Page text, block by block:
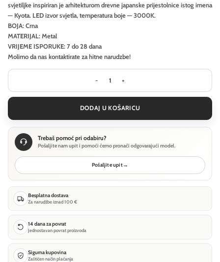
svjetiljke inspiriran je arhitekturom drevne japanske prijestolnice istog imena
— Kyota. LED izvor svjetla, temperatura boje — 3000K.
BOJA: Crna
MATERIJAL: Metal
VRIJEME ISPORUKE: 7 do 28 dana
Molimo da nas kontaktirate za hitne narudzbe!
Viseća svjetiljka Maytoni Kyoto -
DODAJ U KOŠARICU
Trebaš pomoć pri odabiru?
Pošaljite nam upit i pomoći ćemo pronaći odgovarajući model.
Pošaljite upit→
Besplatna dostava
Za narudžbe iznad 100 €
14 dana za povrat
Jednostavan povrat proizvoda
Sigurna kupovina
Zaštićen način plaćanja